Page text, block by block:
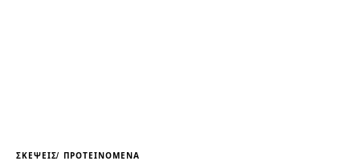
ΣΚΈΨΕΙΣ ΠΡΟΤΕΙΝΌΜΕΝΑ